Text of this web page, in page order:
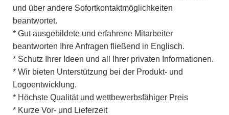
und über andere Sofortkontaktmöglichkeiten
beantwortet.
* Gut ausgebildete und erfahrene Mitarbeiter
beantworten Ihre Anfragen fließend in Englisch.
* Schutz Ihrer Ideen und all Ihrer privaten Informationen.
* Wir bieten Unterstützung bei der Produkt- und
Logoentwicklung.
* Höchste Qualität und wettbewerbsfähiger Preis
* Kurze Vor- und Lieferzeit